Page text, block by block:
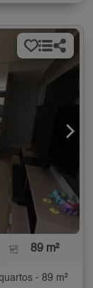
89 m²
- 89 m²